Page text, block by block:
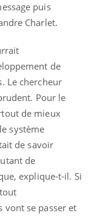
puis
Charlet.
de
Le chercheur
Pour le
de mieux
système
de savoir
de
explique-t-il. Si
vont se passer et